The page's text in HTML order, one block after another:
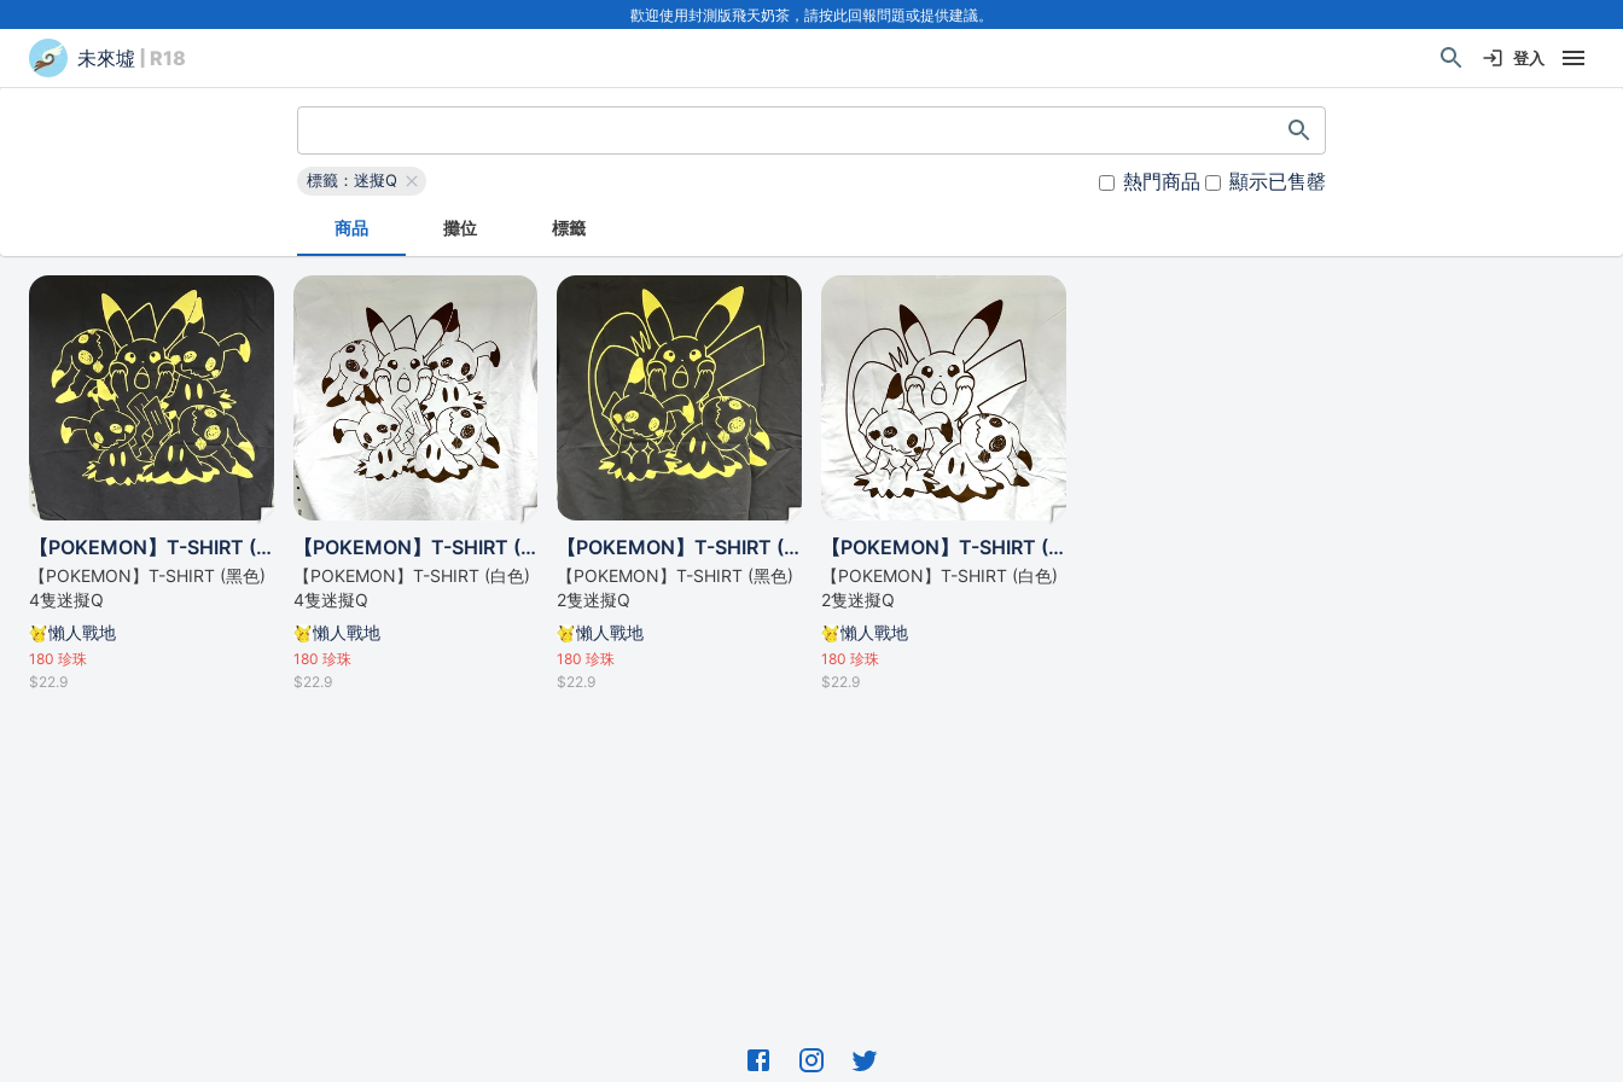
歡迎使用封測版飛天奶茶，請按此回報問題或提供建議。
未來墟 | R18 登入
標籤：迷擬Q 熱門商品 顯示已售罄
商品 攤位 標籤
【POKEMON】T-SHIRT (黑色) 4隻迷擬Q
【POKEMON】T-SHIRT (黑色)
4隻迷擬Q
懶人戰地
180 珍珠
$22.9
【POKEMON】T-SHIRT (白色) 4隻迷擬Q
【POKEMON】T-SHIRT (白色)
4隻迷擬Q
懶人戰地
180 珍珠
$22.9
【POKEMON】T-SHIRT (黑色) 2隻迷擬Q
【POKEMON】T-SHIRT (黑色)
2隻迷擬Q
懶人戰地
180 珍珠
$22.9
【POKEMON】T-SHIRT (白色) 2隻迷擬Q
【POKEMON】T-SHIRT (白色)
2隻迷擬Q
懶人戰地
180 珍珠
$22.9